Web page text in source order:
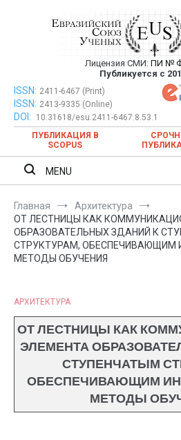
Евразийский
публикация
ежемесячном
Лицензия СМИ: ПИ №
Публикуется с
Евразийский Союз Ученых —
ежемесячном
ISSN: 2411-6467 (Print)
ISSN: 2413-9335 (Online)
DOI:
10.31618/esu.2411-6467.8.53.1
ПУБЛИКАЦИЯ В
SCOPUS
MENU
Главная
Архитектура
ОТ ЛЕСТНИЦЫ КАК
ОБРАЗОВАТЕЛЬНЫХ ЗДАНИЙ К
СТРУКТУРАМ, ОБЕСПЕЧИВАЮЩИМ
МЕТОДЫ ОБУЧЕНИЯ
АРХИТЕКТУРА
ОТ ЛЕСТНИЦЫ КАК
ЭЛЕМЕНТА
СТУПЕНЧАТЫМ
ОБЕСПЕЧИВАЮЩИМ
МЕТОДЫ